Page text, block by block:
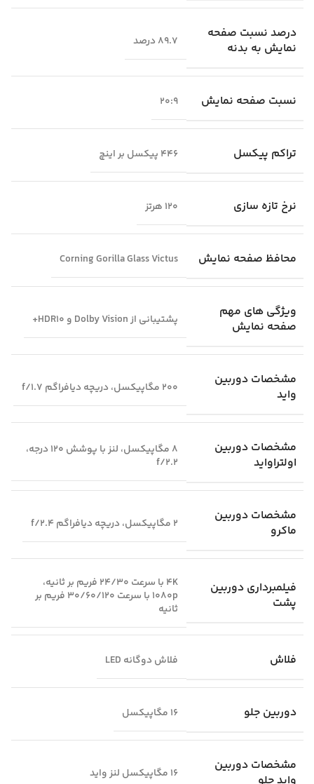
درصد نسبت صفحه
نمایش به بدنه
89.7 درصد
نسبت صفحه نمایش 20:9
تراکم پیکسل 446 پیکسل بر اینچ
نرخ تازه‌ سازی 120 هرتز
محافظ صفحه نمایش Corning Gorilla Glass Victus
ویژگی‌ های مهم
صفحه نمایش
پشتیبانی از Dolby Vision و HDR10+
مشخصات دوربین
واید
200 مگاپیکسل، دریچه دیافراگم f/1.7
مشخصات دوربین
اولتراواید
8 مگاپیکسل، لنز با پوشش 120 درجه،
f/2.2
مشخصات دوربین
ماکرو
2 مگاپیکسل، دریچه دیافراگم f/2.4
فیلمبرداری دوربین
پشت
4K با سرعت 24/30 فریم بر ثانیه،
1080p با سرعت 30/60/120 فریم بر
ثانیه
فلاش فلاش دوگانه LED
دوربین جلو 16 مگاپیکسل
مشخصات دوربین
16 مگاپیکسل لنز واید